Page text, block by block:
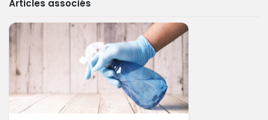
Articles associés